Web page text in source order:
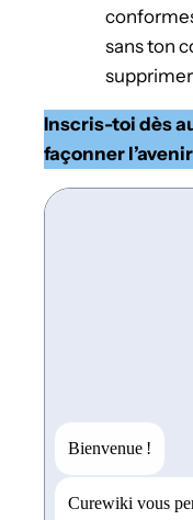
sans ton
Inscris-toi dès
façonner